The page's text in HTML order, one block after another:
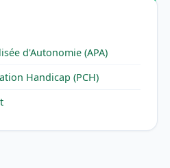
d'Autonomie (APA)
Handicap (PCH)